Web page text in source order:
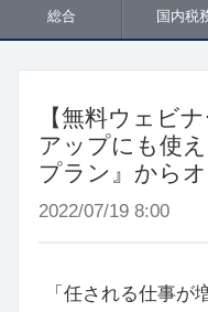
総合 国内税
【無料ウェビ
アップにも使
プラン』から
2022/07/19 8:00
「任される仕事が